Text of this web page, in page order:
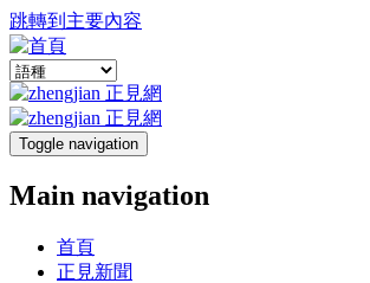
跳轉到主要內容
Toggle navigation
Main navigation
首頁
正見新聞